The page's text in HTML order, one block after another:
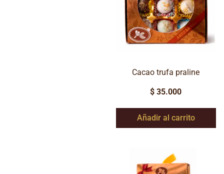
Cacao trufa praline
$ 35.000
Añadir al carrito